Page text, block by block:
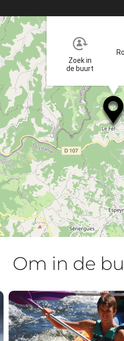
Zoek in
de buurt
Om in de